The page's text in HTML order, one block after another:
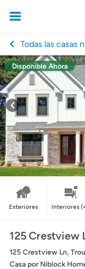
Todas las casas
Disponible Ahora
Exteriores Interiores
125 Crestview
125 Crestview Ln,
Casa por Niblock